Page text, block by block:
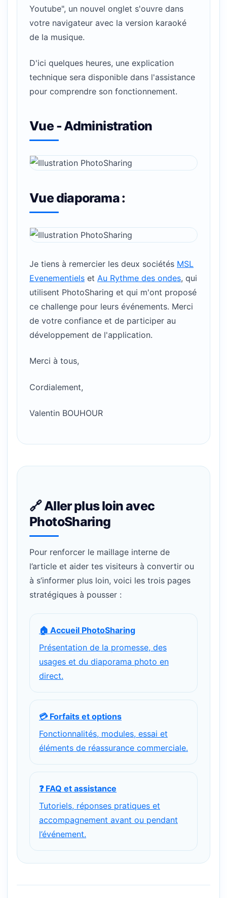
Youtube", un nouvel onglet s'ouvre dans
votre navigateur avec la version karaoké
de la musique.
D'ici quelques heures, une explication
technique sera disponible dans l'assistance
pour comprendre son fonctionnement.
Vue - Administration
Vue diaporama :
Je tiens à remercier les deux sociétés MSL
Evenementiels et Au Rythme des ondes, qui
utilisent PhotoSharing et qui m'ont proposé
ce challenge pour leurs événements. Merci
de votre confiance et de participer au
développement de l'application.
Merci à tous,
Cordialement,
Valentin BOUHOUR
🔗 Aller plus loin avec
PhotoSharing
Pour renforcer le maillage interne de
l’article et aider tes visiteurs à convertir ou
à s’informer plus loin, voici les trois pages
stratégiques à pousser :
🏠 Accueil PhotoSharing
Présentation de la promesse, des
usages et du diaporama photo en
direct.
💳 Forfaits et options
Fonctionnalités, modules, essai et
éléments de réassurance commerciale.
❓ FAQ et assistance
Tutoriels, réponses pratiques et
accompagnement avant ou pendant
l’événement.